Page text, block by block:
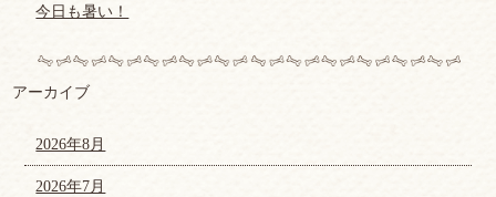
今日も暑い！
アーカイブ
2026年8月
2026年7月